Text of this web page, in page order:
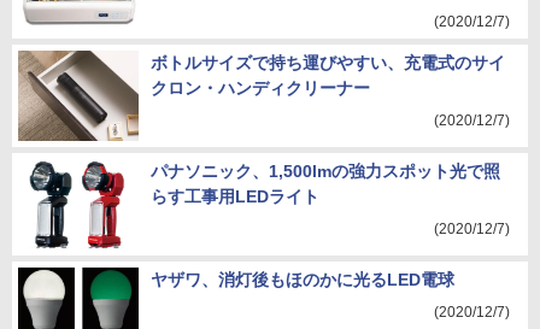
(2020/12/7)
ボトルサイズで持ち運びやすい、充電式のサイ
クロン・ハンディクリーナー
(2020/12/7)
パナソニック、1,500lmの強力スポット光で照
らす工事用LEDライト
(2020/12/7)
ヤザワ、消灯後もほのかに光るLED電球
(2020/12/7)